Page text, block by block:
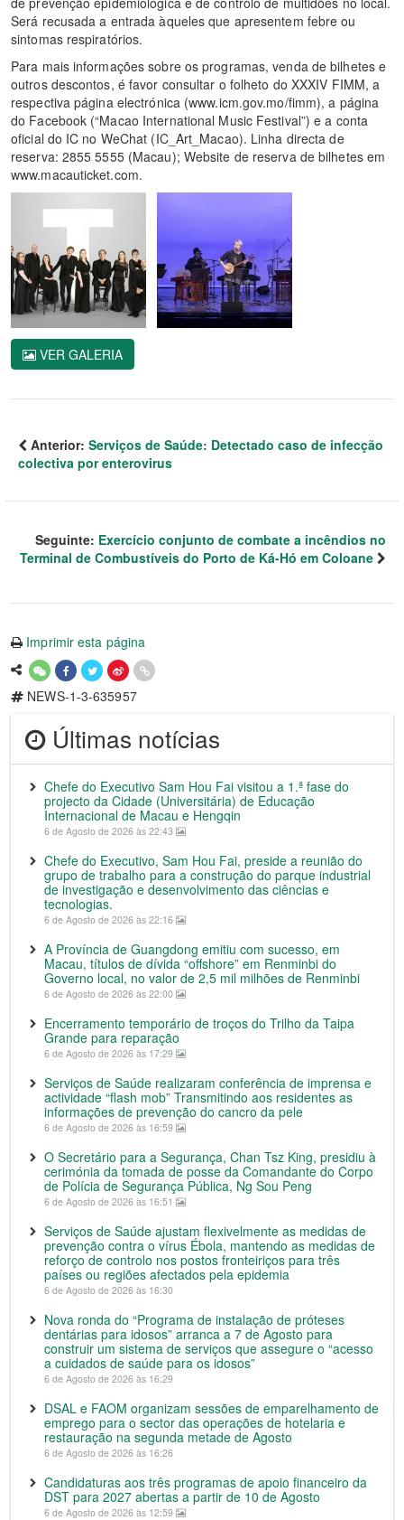
Será recusada a entrada àqueles que apresentem febre ou
sintomas respiratórios.
Para mais informações sobre os programas, venda de bilhetes e
outros descontos, é favor consultar o folheto do XXXIV FIMM, a
respectiva página electrónica (www.icm.gov.mo/fimm), a página
do Facebook (“Macao International Music Festival”) e a conta
oficial do IC no WeChat (IC_Art_Macao). Linha directa de
reserva: 2855 5555 (Macau); Website de reserva de bilhetes em
www.macauticket.com.
VER GALERIA
Anterior: Serviços de Saúde: Detectado caso de infecção
colectiva por enterovirus
Seguinte: Exercício conjunto de combate a incêndios no
Terminal de Combustíveis do Porto de Ká-Hó em Coloane
Imprimir esta página
NEWS-1-3-635957
Últimas notícias
Chefe do Executivo Sam Hou Fai visitou a 1.ª fase do
projecto da Cidade (Universitária) de Educação
Internacional de Macau e Hengqin
6 de Agosto de 2026 às 22:43
Chefe do Executivo, Sam Hou Fai, preside a reunião do
grupo de trabalho para a construção do parque industrial
de investigação e desenvolvimento das ciências e
tecnologias.
6 de Agosto de 2026 às 22:16
A Província de Guangdong emitiu com sucesso, em
Macau, títulos de dívida “offshore” em Renminbi do
Governo local, no valor de 2,5 mil milhões de Renminbi
6 de Agosto de 2026 às 22:00
Encerramento temporário de troços do Trilho da Taipa
Grande para reparação
6 de Agosto de 2026 às 17:29
Serviços de Saúde realizaram conferência de imprensa e
actividade “flash mob” Transmitindo aos residentes as
informações de prevenção do cancro da pele
6 de Agosto de 2026 às 16:59
O Secretário para a Segurança, Chan Tsz King, presidiu à
cerimónia da tomada de posse da Comandante do Corpo
de Polícia de Segurança Pública, Ng Sou Peng
6 de Agosto de 2026 às 16:51
Serviços de Saúde ajustam flexivelmente as medidas de
prevenção contra o vírus Ébola, mantendo as medidas de
reforço de controlo nos postos fronteiriços para três
países ou regiões afectados pela epidemia
6 de Agosto de 2026 às 16:30
Nova ronda do “Programa de instalação de próteses
dentárias para idosos” arranca a 7 de Agosto para
construir um sistema de serviços que assegure o “acesso
a cuidados de saúde para os idosos”
6 de Agosto de 2026 às 16:29
DSAL e FAOM organizam sessões de emparelhamento de
emprego para o sector das operações de hotelaria e
restauração na segunda metade de Agosto
6 de Agosto de 2026 às 16:26
Candidaturas aos três programas de apoio financeiro da
DST para 2027 abertas a partir de 10 de Agosto
6 de Agosto de 2026 às 12:59